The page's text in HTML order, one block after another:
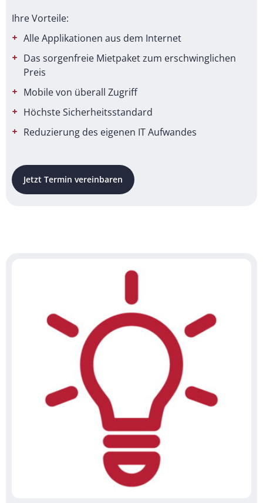
Ihre Vorteile:
Alle Applikationen aus dem Internet
Das sorgenfreie Mietpaket zum erschwinglichen
Preis
Mobile von überall Zugriff
Höchste Sicherheitsstandard
Reduzierung des eigenen IT Aufwandes
Jetzt Termin vereinbaren